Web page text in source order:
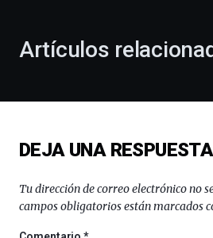
celebración
novena
Bilbo
(BZP),
un
Artículos
DEJA UNA RESPUESTA
Tu dirección de correo electrónico no
campos obligatorios están marcados